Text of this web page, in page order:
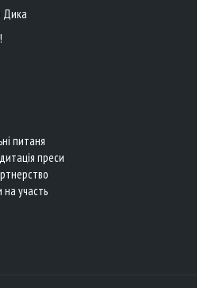
Дика
питаня
преси
участь